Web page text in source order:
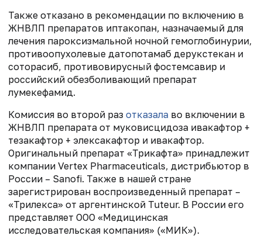
Также отказано в рекомендации по включению в
ЖНВЛП препаратов иптакопан, назначаемый для
лечения пароксизмальной ночной гемоглобинурии,
противоопухолевые датопотамаб дерукстекан и
соторасиб, противовирусный фостемсавир и
российский обезболивающий препарат
лумекефамид.
Комиссия во второй раз отказала во включении в
ЖНВЛП препарата от муковисцидоза ивакафтор +
тезакафтор + элексакафтор и ивакафтор.
Оригинальный препарат «Трикафта» принадлежит
компании Vertex Pharmaceuticals, дистрибьютор в
России – Sanofi. Также в нашей стране
зарегистрирован воспроизведенный препарат –
«Трилекса» от аргентинской Tuteur. В России его
представляет ООО «Медицинская
исследовательская компания» («МИК»).